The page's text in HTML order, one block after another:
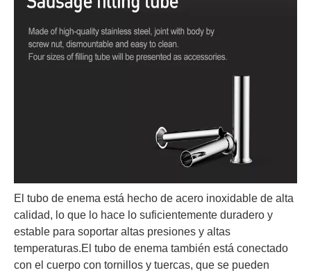
El tubo de enema está hecho de acero inoxidable de alta
calidad, lo que lo hace lo suficientemente duradero y
estable para soportar altas presiones y altas
temperaturas.El tubo de enema también está conectado
con el cuerpo con tornillos y tuercas, que se pueden